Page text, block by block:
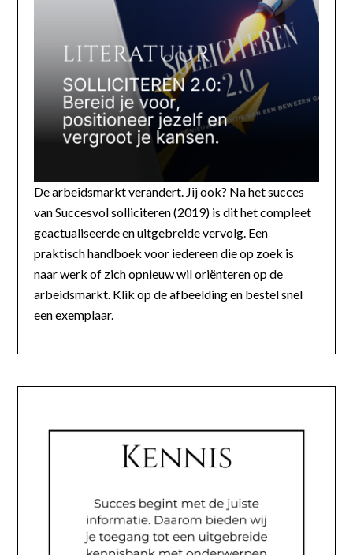
De arbeidsmarkt verandert. Jij ook? Na het succes
van Succesvol solliciteren (2019) is dit het compleet
geactualiseerde en uitgebreide vervolg. Een
praktisch handboek voor iedereen die op zoek is
naar werk of zich opnieuw wil oriënteren op de
arbeidsmarkt. Klik op de afbeelding en bestel snel
een exemplaar.